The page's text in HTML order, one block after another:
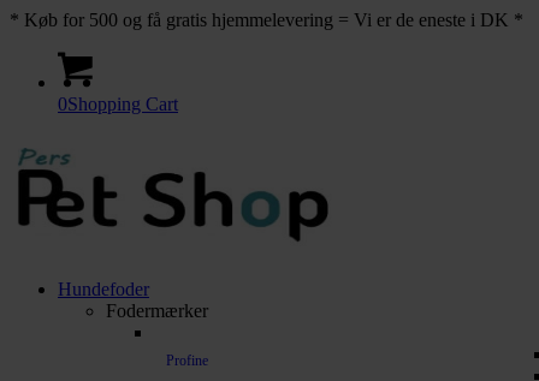
* Køb for 500 og få gratis hjemmelevering = Vi er de eneste i DK *
0Shopping Cart
Hundefoder
Fodermærker
Profine